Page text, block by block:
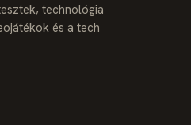
technológia
és a tech